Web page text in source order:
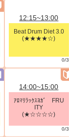
12:15~13:00
Beat Drum Diet 3.0
(★★★★☆)
0/3
14:00~15:00
ｱﾛﾏﾘﾗｯｸｽﾖｶﾞ FRU
ITY
(★☆☆☆☆)
0/3